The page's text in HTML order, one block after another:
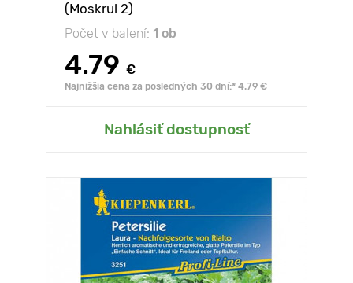
(Moskrul 2)
Počet v balení: 1 ob
4.79 €
Najnižšia cena za posledných 30 dní:* 4.79 €
Nahlásiť dostupnosť